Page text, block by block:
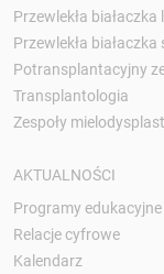
Przewlekła
Przewlekła
Potransplantacyjny
Transplantologia
Zespoły
AKTUALNOŚCI
Programy edukacyjne
Relacje cyfrowe
Kalendarz